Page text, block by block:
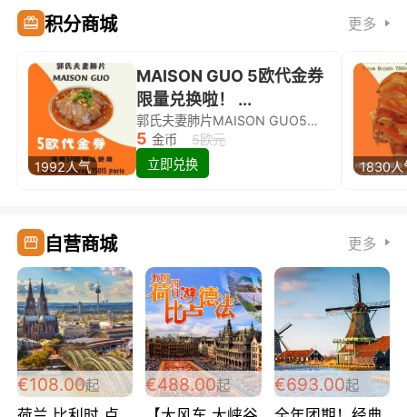
积分商城 更多
1992人气
MAISON GUO 5欧代金券
限量兑换啦！ ...
郭氏夫妻肺片MAISON GUO5欧代金券限量兑换啦！
5 金币
5欧元
立即兑换
1830人
自营商城 更多
€108.00起 €488.00起 €693.00起